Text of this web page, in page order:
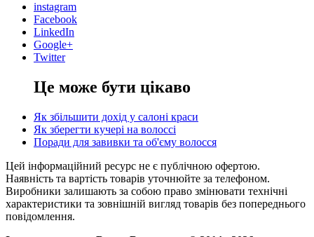
instagram
Facebook
LinkedIn
Google+
Twitter
Це може бути цікаво
Як збільшити дохід у салоні краси
Як зберегти кучері на волоссі
Поради для завивки та об'єму волосся
Цей інформаційний ресурс не є публічною офертою.
Наявність та вартість товарів уточнюйте за телефоном.
Виробники залишають за собою право змінювати технічні
характеристики та зовнішній вигляд товарів без попереднього
повідомлення.